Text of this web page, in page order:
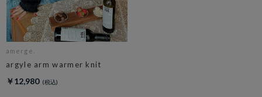
amerge.
argyle arm warmer knit
￥12,980